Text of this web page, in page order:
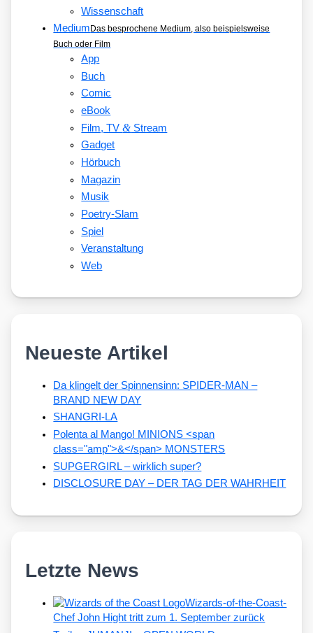
Wissenschaft
Medium Das besprochene Medium, also beispielsweise
Buch oder Film
App
Buch
Comic
eBook
Film, TV&Stream
Gadget
Hörbuch
Magazin
Musik
Poetry-Slam
Spiel
Veranstaltung
Web
Neueste Artikel
Da klingelt der Spinnensinn: SPIDER-MAN –
BRAND NEW DAY
SHANGRI-LA
Polenta al Mango! MINIONS <span
class="amp">&</span> MONSTERS
SUPGERGIRL – wirklich super?
DISCLOSURE DAY – DER TAG DER WAHRHEIT
Letzte News
Wizards-of-the-Coast-
Chef John Hight tritt zum 1. September zurück